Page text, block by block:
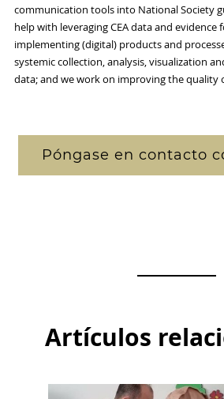
communication tools into National Society
help with leveraging CEA data and evidence
implementing (digital) products and
systemic collection, analysis, visualization
data; and we work on improving the quality
Póngase en contacto
Artículos